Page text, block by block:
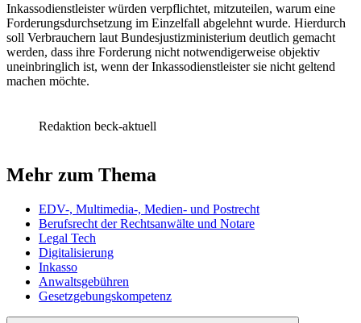
Inkassodienstleister würden verpflichtet, mitzuteilen, warum eine
Forderungsdurchsetzung im Einzelfall abgelehnt wurde. Hierdurch
soll Verbrauchern laut Bundesjustizministerium deutlich gemacht
werden, dass ihre Forderung nicht notwendigerweise objektiv
uneinbringlich ist, wenn der Inkassodienstleister sie nicht geltend
machen möchte.
Redaktion beck-aktuell
Mehr zum Thema
EDV-, Multimedia-, Medien- und Postrecht
Berufsrecht der Rechtsanwälte und Notare
Legal Tech
Digitalisierung
Inkasso
Anwaltsgebühren
Gesetzgebungskompetenz